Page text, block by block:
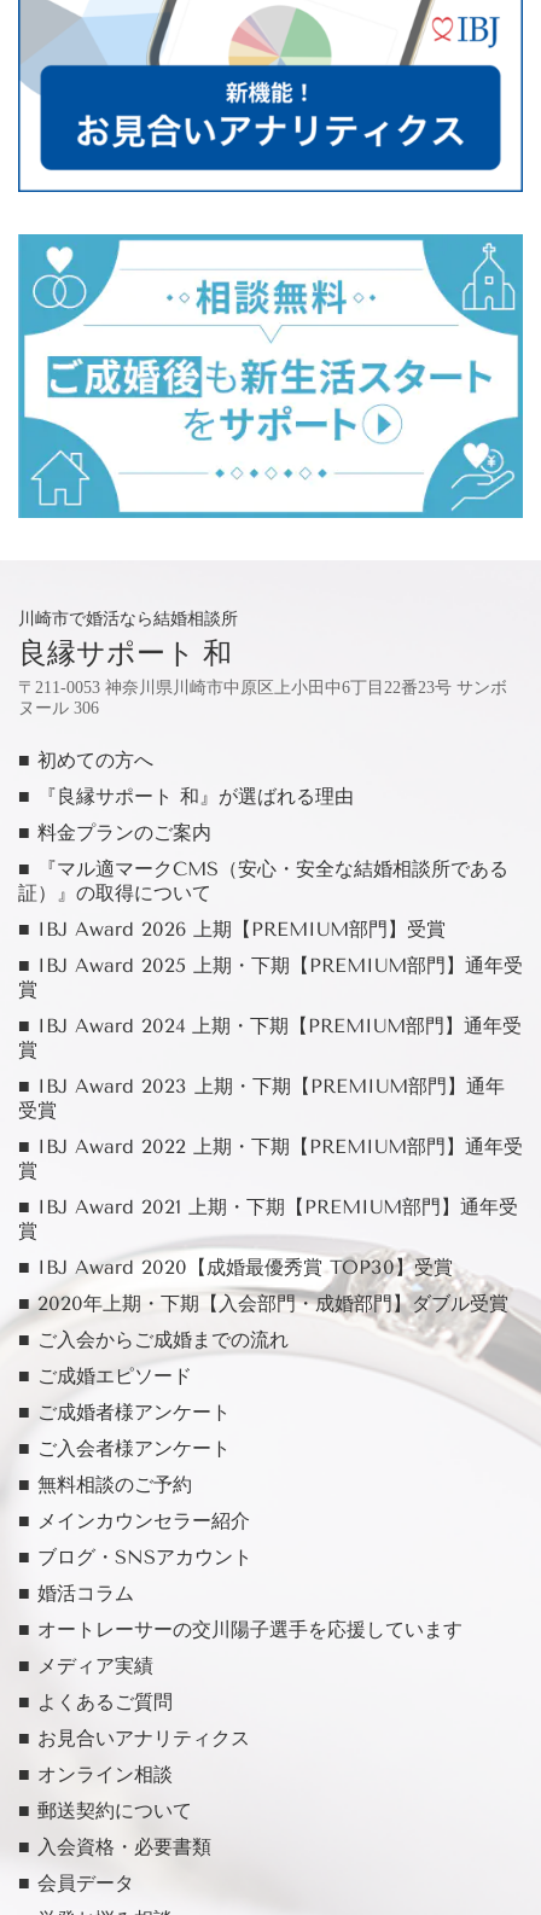
川崎市で婚活なら結婚相談所
良縁サポート 和
〒211-0053 神奈川県川崎市中原区上小田中6丁目22番23号 サンボ
ヌール 306
■ 初めての方へ
■ 『良縁サポート 和』が選ばれる理由
■ 料金プランのご案内
■ 『マル適マークCMS（安心・安全な結婚相談所である
証）』の取得について
■ IBJ Award 2026 上期【PREMIUM部門】受賞
■ IBJ Award 2025 上期・下期【PREMIUM部門】通年受
賞
■ IBJ Award 2024 上期・下期【PREMIUM部門】通年受
賞
■ IBJ Award 2023 上期・下期【PREMIUM部門】通年
受賞
■ IBJ Award 2022 上期・下期【PREMIUM部門】通年受
賞
■ IBJ Award 2021 上期・下期【PREMIUM部門】通年受
賞
■ IBJ Award 2020【成婚最優秀賞 TOP30】受賞
■ 2020年上期・下期【入会部門・成婚部門】ダブル受賞
■ ご入会からご成婚までの流れ
■ ご成婚エピソード
■ ご成婚者様アンケート
■ ご入会者様アンケート
■ 無料相談のご予約
■ メインカウンセラー紹介
■ ブログ・SNSアカウント
■ 婚活コラム
■ オートレーサーの交川陽子選手を応援しています
■ メディア実績
■ よくあるご質問
■ お見合いアナリティクス
■ オンライン相談
■ 郵送契約について
■ 入会資格・必要書類
■ 会員データ